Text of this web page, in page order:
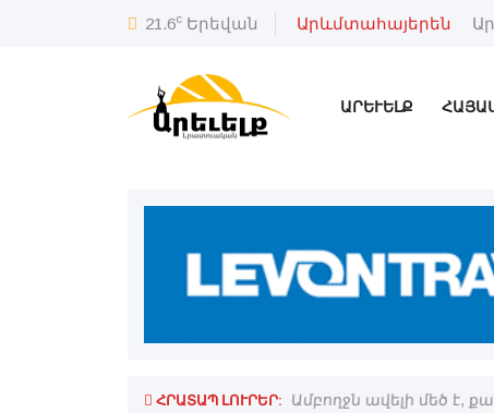
21.6c Երեվան Արևմտահայերեն
ԱՐԵՒԵԼՔ
ՀՐԱՏԱՊ ԼՈՒՐԵՐ:
վերանորոգութեան առիթ Ամբողջն ավելի մեծ է,